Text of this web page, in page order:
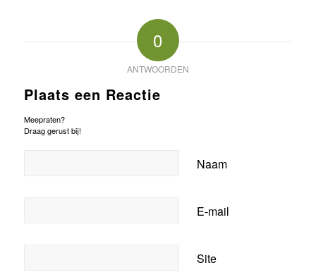
0
ANTWOORDEN
Plaats een Reactie
Meepraten?
Draag gerust bij!
Naam
E-mail
Site